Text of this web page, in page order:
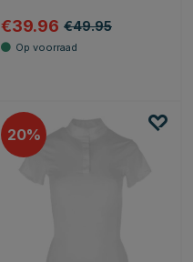
€39.96 €49.95
20